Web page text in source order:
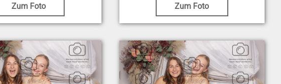
Zum Foto Zum Foto